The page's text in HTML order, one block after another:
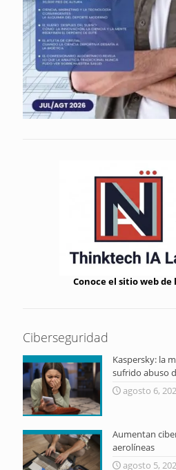
Conoce el sitio web de
Ciberseguridad
Kaspersky: la
sufrido abuso
agosto 6,
Aumentan
aerolíneas
agosto 5,